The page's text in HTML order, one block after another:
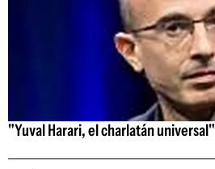
"Yuval Harari, el charlatán universal"